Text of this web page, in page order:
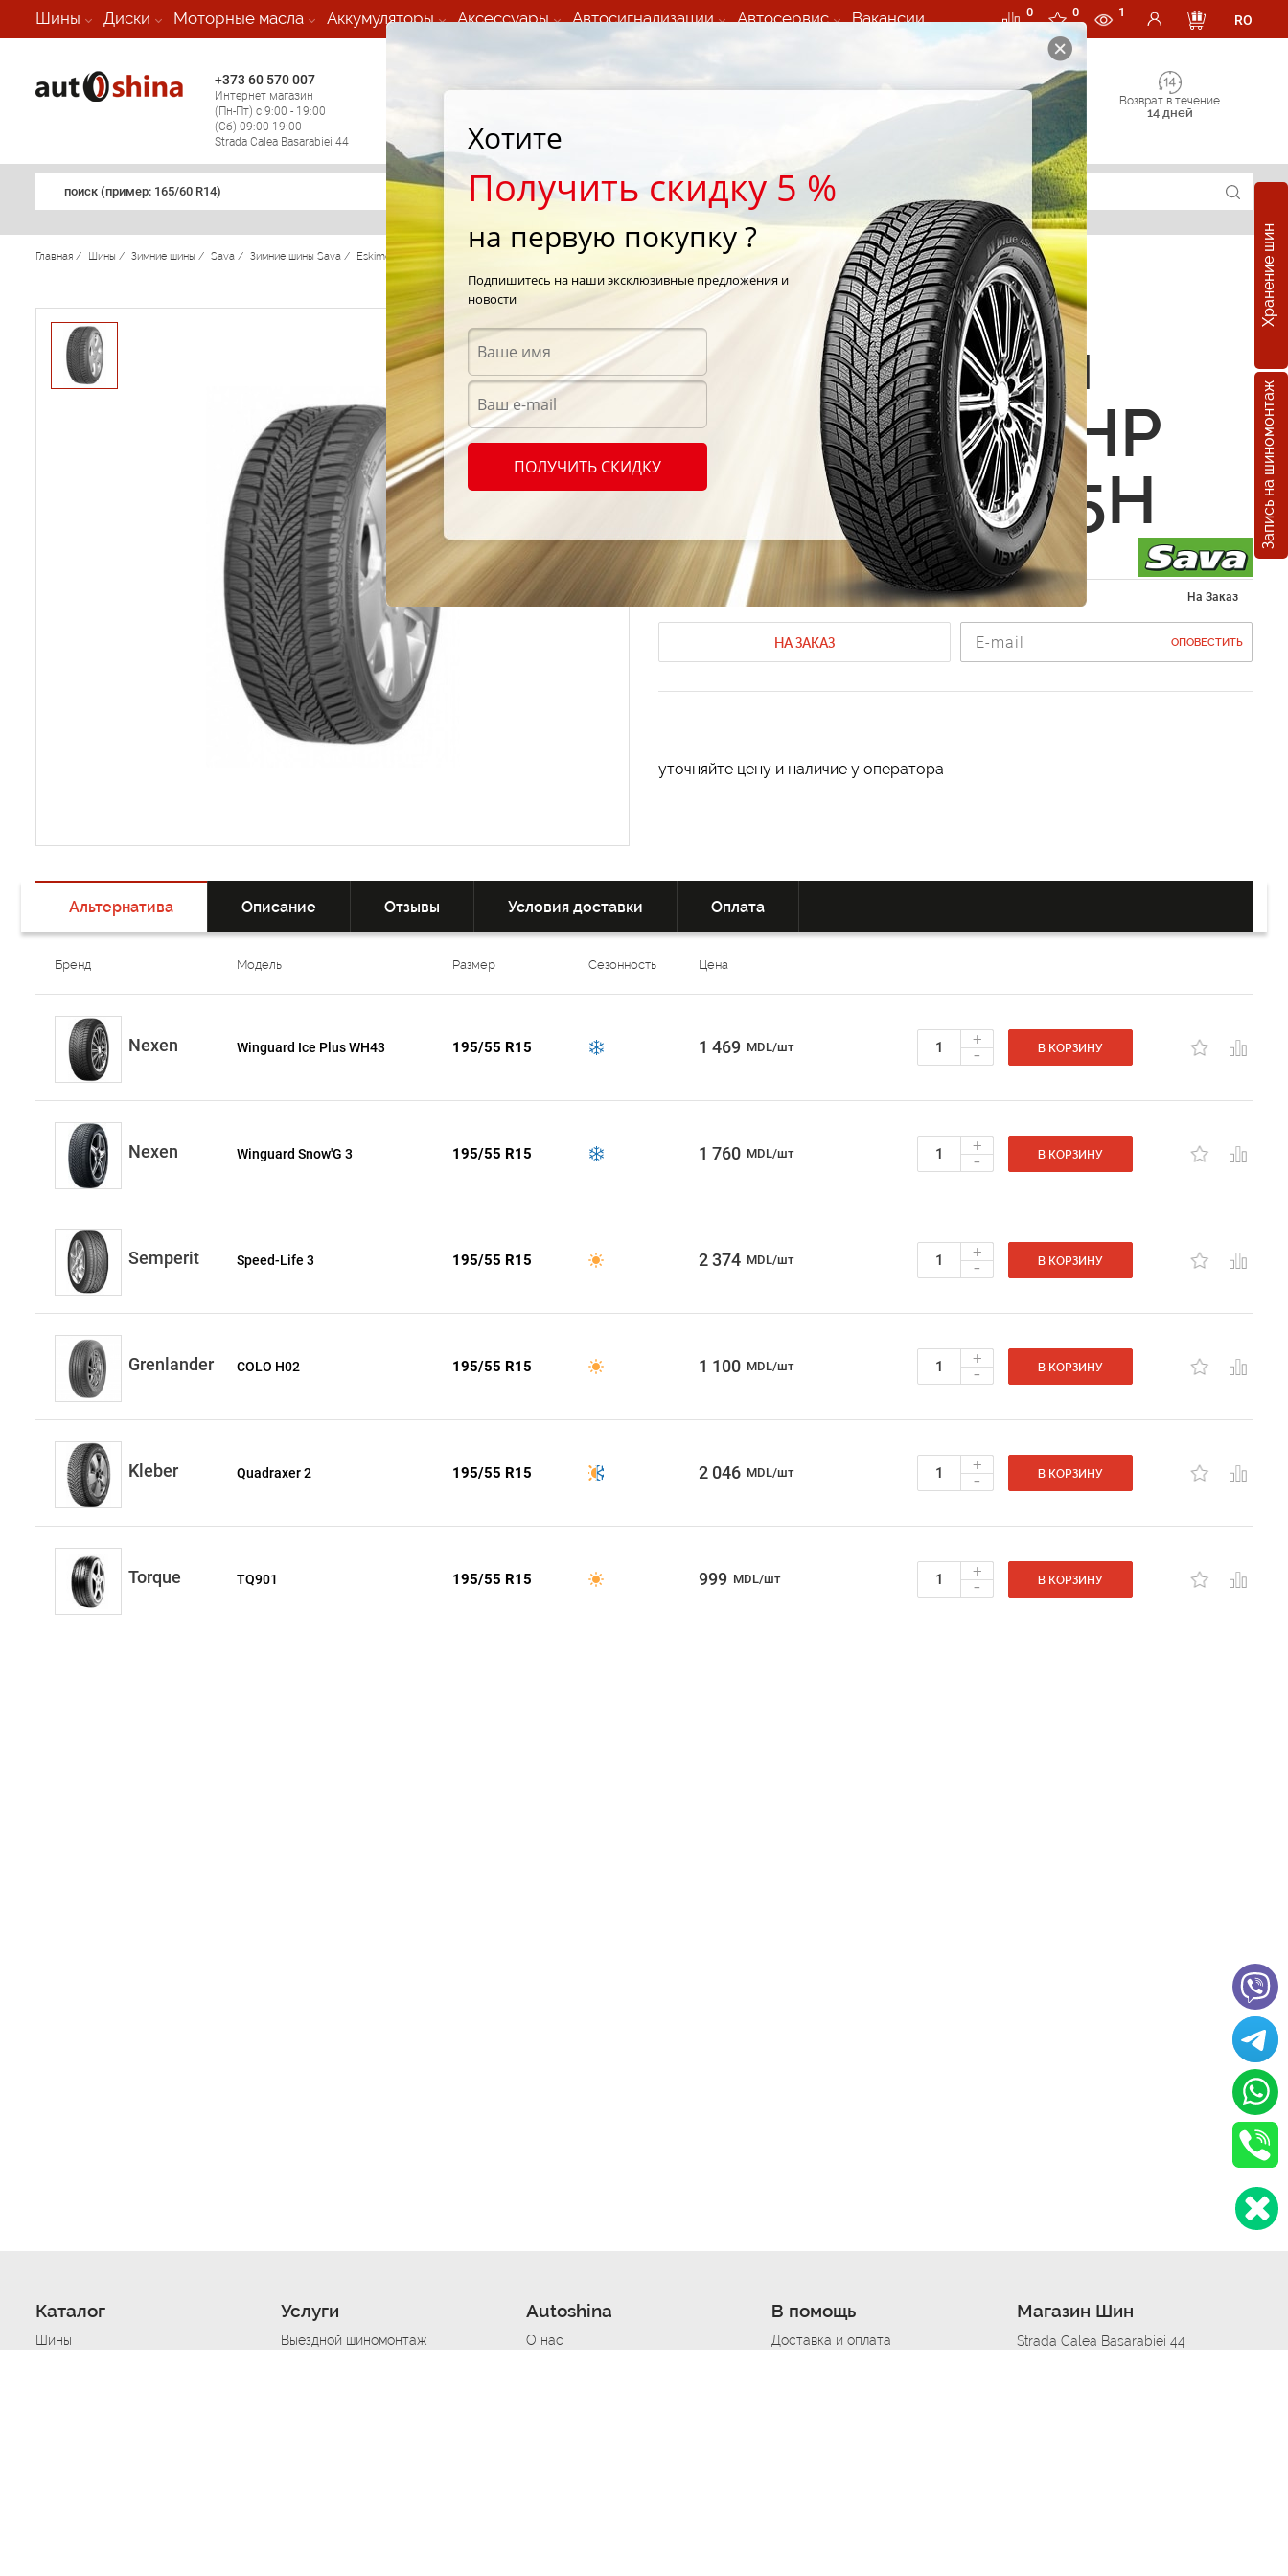
Шины Диски Моторные масла Аккумуляторы Аксессуары Автосигнализации Автосервис Вакансии 0 0 1
RO
+373 60 570 007
Интернет магазин
(Пн-Пт) с 9:00 - 19:00
(Сб) 09:00-19:00
Strada Calea Basarabiei 44
Мобильный шиномонтаж 24/7
Возврат в течение
14 дней
поиск (примеp: 165/60 R14)
Хранение шин
Запись на шиномонтаж
Главная / Шины / Зимние шины / Sava / Зимние шины Sava / Eskimo HP/ Sava Eskimo HP 195/55 R15 85H
Зимние шины
Sava Eskimo HP
195/55 R15 85H
Зимние шины Sava Зимние шины 195/55 R15
Код продукта: AT-32419 На Заказ
НА ЗАКАЗ ОПОВЕСТИТЬ
уточняйте цену и наличие у оператора
Альтернатива Описание Отзывы Условия доставки Оплата
Бренд Модель Размер Сезонность Цена
Nexen Winguard Ice Plus WH43 195/55 R15 1 469 MDL/шт +
- В КОРЗИНУ
Nexen Winguard Snow'G 3 195/55 R15 1 760 MDL/шт +
- В КОРЗИНУ
Semperit Speed-Life 3 195/55 R15 2 374 MDL/шт +
- В КОРЗИНУ
Grenlander COLO H02 195/55 R15 1 100 MDL/шт +
- В КОРЗИНУ
Kleber Quadraxer 2 195/55 R15 2 046 MDL/шт +
- В КОРЗИНУ
Torque TQ901 195/55 R15 999 MDL/шт +
- В КОРЗИНУ
Каталог
Шины
Услуги
Выездной шиномонтаж
Autoshina
О нас
В помощь
Доставка и оплата
Магазин Шин
Strada Calea Basarabiei 44
Хотите
Получить скидку 5 %
на первую покупку ?
Подпишитесь на наши эксклюзивные предложения и
новости
ПОЛУЧИТЬ СКИДКУ